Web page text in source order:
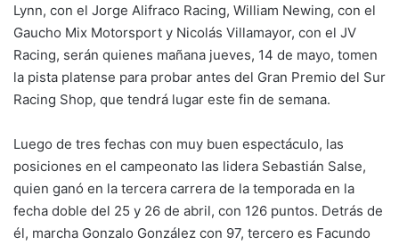
Lynn, con el Jorge Alifraco Racing, William Newing, con el
Gaucho Mix Motorsport y Nicolás Villamayor, con el JV
Racing, serán quienes mañana jueves, 14 de mayo, tomen
la pista platense para probar antes del Gran Premio del Sur
Racing Shop, que tendrá lugar este fin de semana.
Luego de tres fechas con muy buen espectáculo, las
posiciones en el campeonato las lidera Sebastián Salse,
quien ganó en la tercera carrera de la temporada en la
fecha doble del 25 y 26 de abril, con 126 puntos. Detrás de
él, marcha Gonzalo González con 97, tercero es Facundo